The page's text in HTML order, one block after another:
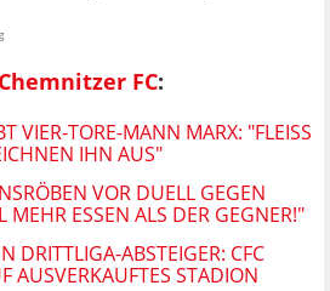
Chemnitzer FC:
VIER-TORE-MANN MARX: "FLEISS U
IHN AUS"
VOR DUELL GEGEN
MEHR ESSEN ALS DER GEGNER!"
DRITTLIGA-ABSTEIGER: CFC
AUSVERKAUFTES STADION